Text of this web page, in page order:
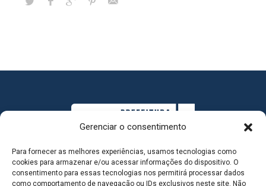
Gerenciar o consentimento
Para fornecer as melhores experiências, usamos tecnologias como
cookies para armazenar e/ou acessar informações do dispositivo. O
consentimento para essas tecnologias nos permitirá processar dados
como comportamento de navegação ou IDs exclusivos neste site. Não